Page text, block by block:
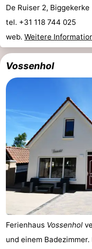
Natur
Mantelingen
-
Domburg
Westkapelle
-
Natur
Vlissingen
Middelburg
Zeeuws-
Vlaanderen
-
Nieuwvliet
-
Cadzand
-
De Ruiser 2, Biggekerke
tel. +31 118 744 025
web. Weitere
Vossenhol
Ferienhaus Vossenhol
und einem